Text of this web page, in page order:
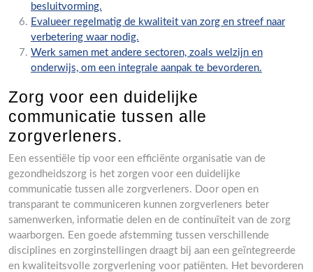
besluitvorming.
Evalueer regelmatig de kwaliteit van zorg en streef naar
verbetering waar nodig.
Werk samen met andere sectoren, zoals welzijn en
onderwijs, om een integrale aanpak te bevorderen.
Zorg voor een duidelijke
communicatie tussen alle
zorgverleners.
Een essentiële tip voor een efficiënte organisatie van de
gezondheidszorg is het zorgen voor een duidelijke
communicatie tussen alle zorgverleners. Door open en
transparant te communiceren kunnen zorgverleners beter
samenwerken, informatie delen en de continuïteit van de zorg
waarborgen. Een goede afstemming tussen verschillende
disciplines en zorginstellingen draagt bij aan een geïntegreerde
en kwaliteitsvolle zorgverlening voor patiënten. Het bevorderen